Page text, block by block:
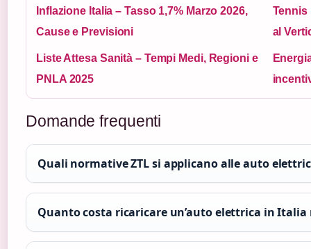
Inflazione Italia – Tasso 1,7% Marzo 2026,
Cause e Previsioni
Tennis
al
Liste Attesa Sanità – Tempi Medi, Regioni e
PNLA 2025
Domande frequenti
Quali normative ZTL si applicano alle auto
Quanto costa ricaricare un’auto elettrica in Italia